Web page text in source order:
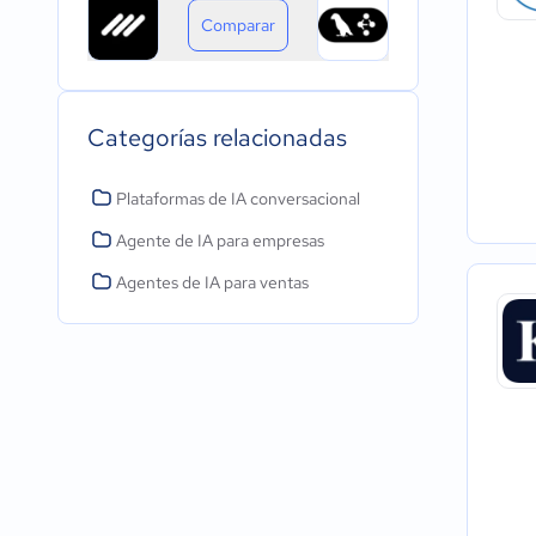
Comparar
Categorías relacionadas
Plataformas de IA conversacional
Agente de IA para empresas
Agentes de IA para ventas